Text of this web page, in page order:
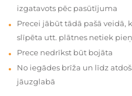
izgatavots pēc pasūtījuma
Precei jābūt tādā pašā veidā,
slīpēta utt. plātnes netiek
Prece nedrīkst būt bojāta
No iegādes brīža un līdz
jāuzglabā